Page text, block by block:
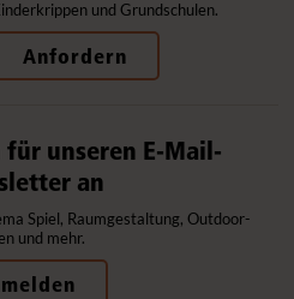
und Grundschulen.
Anfordern
für unseren E-Mail-
an
Spiel, Raumgestaltung, Outdoor-
und mehr.